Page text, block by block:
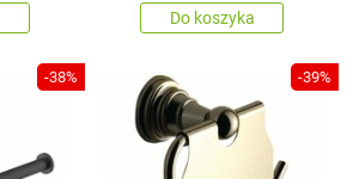
Do koszyka
-38% -39%